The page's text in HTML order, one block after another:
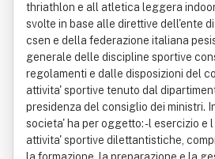
thriathlon e all atletica leggera
svolte in base alle direttive dell'ente
csen e della federazione italiana
generale delle discipline sportive
regolamenti e dalle disposizioni del
attivita' sportive tenuto dal
presidenza del consiglio dei ministri.
societa' ha per oggetto: - l esercizio e
attivita' sportive dilettantistiche,